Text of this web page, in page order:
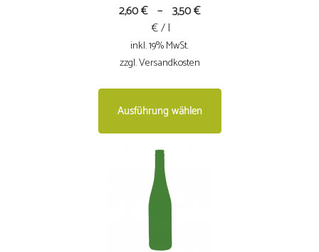
2,60€ – 3,50€
€ / l
inkl. 19% MwSt.
zzgl. Versandkosten
Ausführung wählen
Dieses
weist